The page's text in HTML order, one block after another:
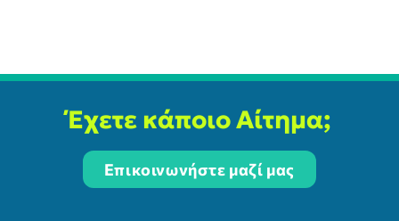
Έχετε κάποιο Αίτημα;
Επικοινωνήστε μαζί μας